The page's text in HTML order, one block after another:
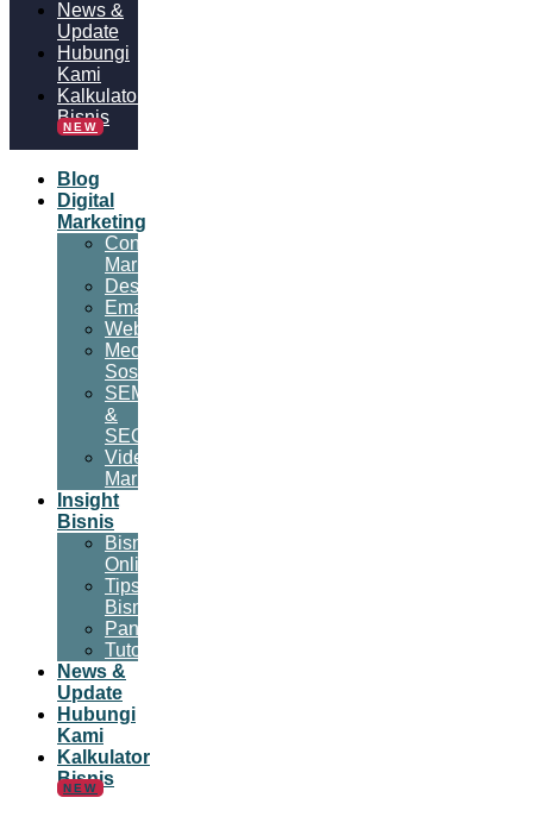
News &
Update
Hubungi
Kami
Kalkulator
Bisnis
NEW
Blog
Digital
Marketing
Content
Marketing
Desain
Email
Website
Media
Sosial
SEM
&
SEO
Video
Marketing
Insight
Bisnis
Bisnis
Online
Tips
Bisnis
Panduan
Tutorial
News &
Update
Hubungi
Kami
Kalkulator
Bisnis
NEW